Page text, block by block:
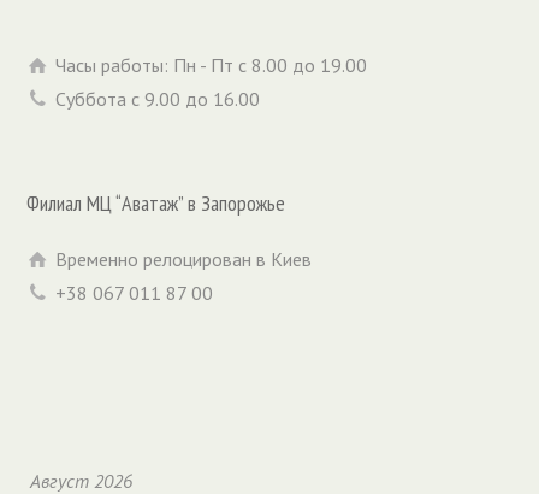
Часы работы: Пн - Пт с 8.00 до 19.00
Суббота с 9.00 до 16.00
Филиал МЦ “Аватаж” в Запорожье
Временно релоцирован в Киев
+38 067 011 87 00
Август 2026